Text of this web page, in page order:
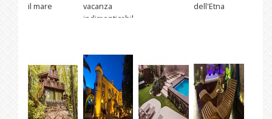
il mare
vacanza
indimenticabile
dell'Etna